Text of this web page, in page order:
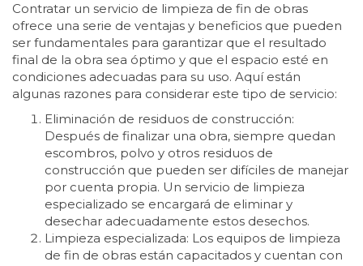
Contratar un servicio de limpieza de fin de obras
ofrece una serie de ventajas y beneficios que pueden
ser fundamentales para garantizar que el resultado
final de la obra sea óptimo y que el espacio esté en
condiciones adecuadas para su uso. Aquí están
algunas razones para considerar este tipo de servicio:
Eliminación de residuos de construcción:
Después de finalizar una obra, siempre quedan
escombros, polvo y otros residuos de
construcción que pueden ser difíciles de manejar
por cuenta propia. Un servicio de limpieza
especializado se encargará de eliminar y
desechar adecuadamente estos desechos.
Limpieza especializada: Los equipos de limpieza
de fin de obras están capacitados y cuentan con